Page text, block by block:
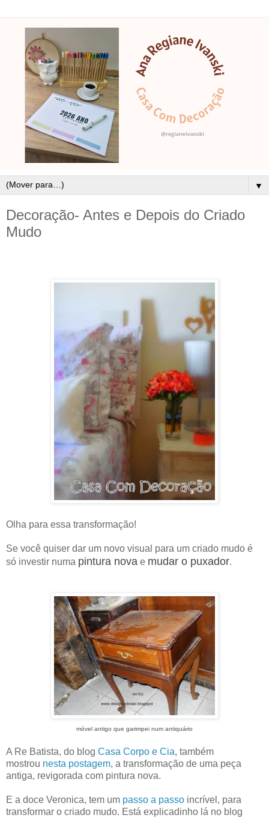
▼
Decoração- Antes e Depois do Criado
Mudo
Olha para essa transformação!
Se você quiser dar um novo visual para um criado mudo é
só investir numa pintura nova e mudar o puxador.
móvel antigo que garimpei num antiquário
A Re Batista, do blog Casa Corpo e Cia, também
mostrou nesta postagem, a transformação de uma peça
antiga, revigorada com pintura nova.
E a doce Veronica, tem um passo a passo incrível, para
transformar o criado mudo. Está explicadinho lá no blog